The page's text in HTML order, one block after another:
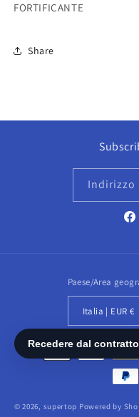
FORTIFICANTE
Share
Indirizzo
Paese/Area
Italia | EUR €
Metodi
© 2026, supertop Powered by